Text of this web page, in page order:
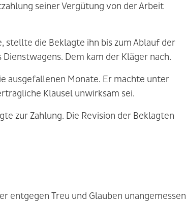
seiner Vergütung von der Arbeit
die Beklagte ihn bis zum Ablauf der
Dem kam der Kläger nach.
ausgefallenen Monate. Er machte unter
Klausel unwirksam sei.
zur Zahlung. Die Revision der Beklagten
entgegen Treu und Glauben unangemessen